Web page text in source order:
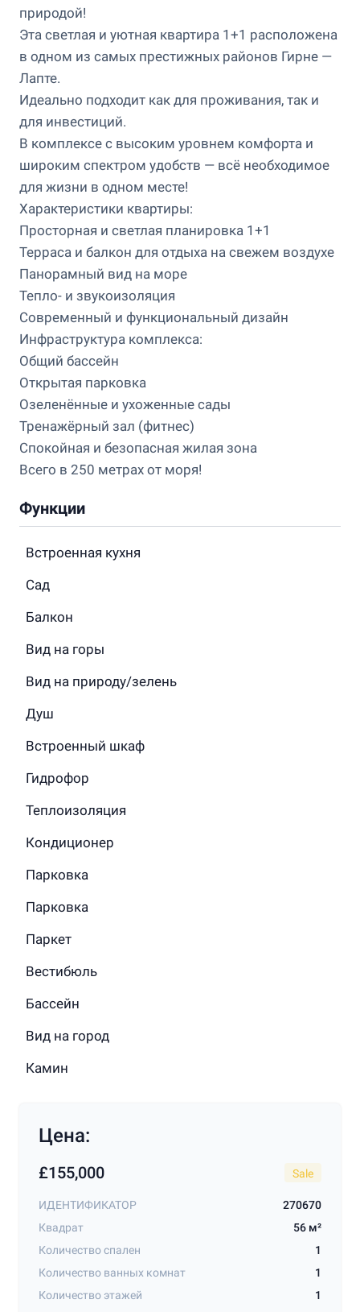
природой!
Эта светлая и уютная квартира 1+1 расположена
в одном из самых престижных районов Гирне —
Лапте.
Идеально подходит как для проживания, так и
для инвестиций.
В комплексе с высоким уровнем комфорта и
широким спектром удобств — всё необходимое
для жизни в одном месте!
Характеристики квартиры:
Просторная и светлая планировка 1+1
Терраса и балкон для отдыха на свежем воздухе
Панорамный вид на море
Тепло- и звукоизоляция
Современный и функциональный дизайн
Инфраструктура комплекса:
Общий бассейн
Открытая парковка
Озеленённые и ухоженные сады
Тренажёрный зал (фитнес)
Спокойная и безопасная жилая зона
Всего в 250 метрах от моря!
Функции
Встроенная кухня
Сад
Балкон
Вид на горы
Вид на природу/зелень
Душ
Встроенный шкаф
Гидрофор
Теплоизоляция
Кондиционер
Парковка
Парковка
Паркет
Вестибюль
Бассейн
Вид на город
Камин
Цена:
£155,000 Sale
ИДЕНТИФИКАТОР
270670
Квадрат
56 м²
Количество спален
1
Количество ванных комнат
1
Количество этажей
1